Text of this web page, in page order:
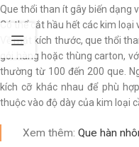
Que thổi than ít gây biến dạng
Có thể cắt hầu hết các kim loại
Về mặt kích thước, que thổi
gói hàng hoặc thùng carton,
thường từ 100 đến 200 que.
kích cỡ khác nhau để phù
thuộc vào độ dày của kim loại
Xem thêm: Que hàn